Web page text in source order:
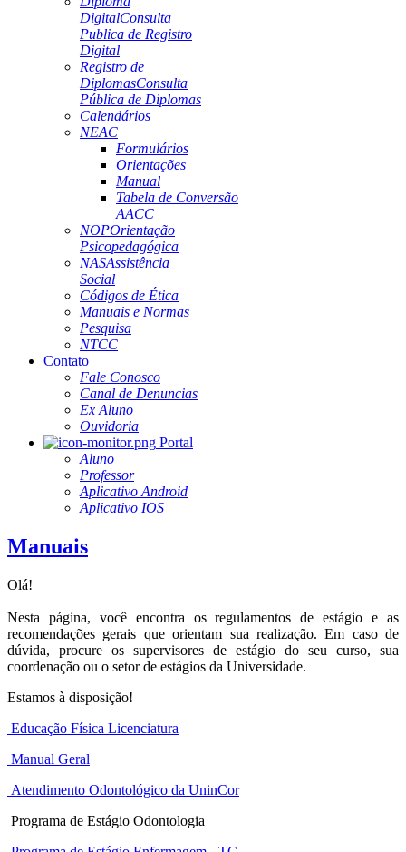
DigitalConsulta
Publica de Registro
Digital
Registro de
DiplomasConsulta
Pública de Diplomas
Calendários
NEAC
Formulários
Orientações
Manual
Tabela de Conversão
AACC
NOPOrientação
Psicopedagógica
NASAssistência
Social
Códigos de Ética
Manuais e Normas
Pesquisa
NTCC
Contato
Fale Conosco
Canal de Denuncias
Ex Aluno
Ouvidoria
Portal
Aluno
Professor
Aplicativo Android
Aplicativo IOS
Manuais
Olá!
Nesta página, você encontra os regulamentos de estágio e as
recomendações gerais que orientam sua realização. Em caso de
dúvida, procure os supervisores de estágio do seu curso, sua
coordenação ou o setor de estágios da Universidade.
Estamos à disposição!
Educação Física Licenciatura
Manual Geral
Atendimento Odontológico da UninCor
Programa de Estágio Odontologia